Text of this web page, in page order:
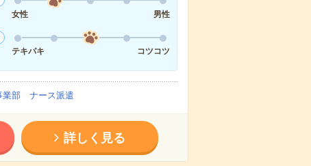
女性
男性
テキパキ
コツコツ
業部 ナース派遣
詳しく見る